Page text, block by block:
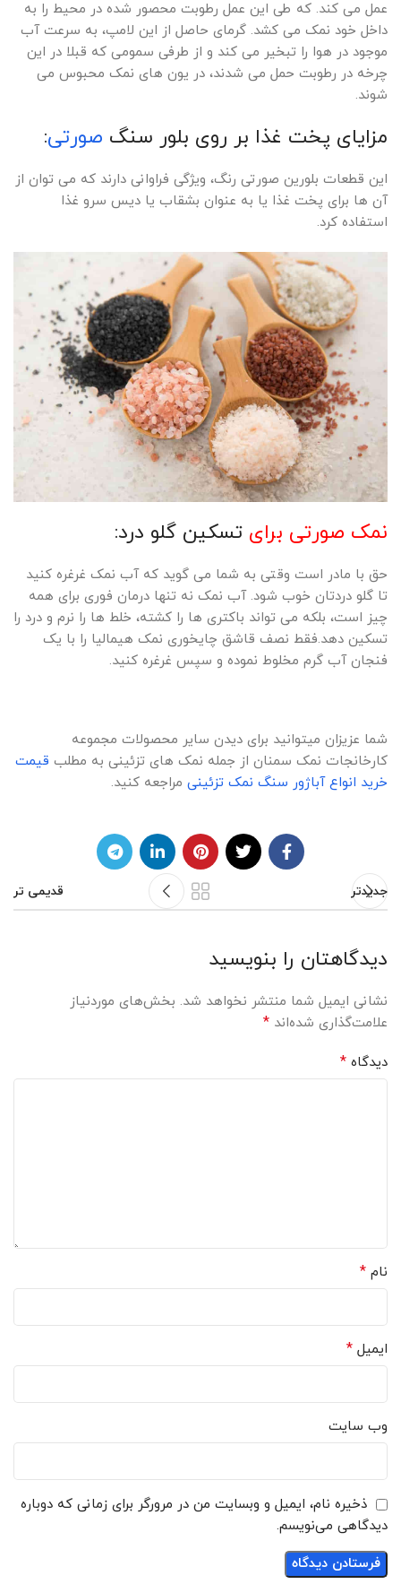
عمل می کند. که طی این عمل رطوبت محصور شده در محیط را به
داخل خود نمک می کشد. گرمای حاصل از این لامپ، به سرعت آب
موجود در هوا را تبخیر می کند و از طرفی سمومی که قبلا در این
چرخه در رطوبت حمل می شدند، در یون های نمک محبوس می
شوند.
مزایای پخت غذا بر روی بلور سنگ صورتی:
این قطعات بلورین صورتی رنگ، ویژگی فراوانی دارند که می توان از
آن ها برای پخت غذا یا به عنوان بشقاب یا دیس سرو غذا
استفاده کرد.
نمک صورتی برای تسکین گلو درد:
حق با مادر است وقتی به شما می گوید که آب نمک غرغره کنید
تا گلو دردتان خوب شود. آب نمک نه تنها درمان فوری برای همه
چیز است، بلکه می تواند باکتری ها را کشته، خلط ها را نرم و درد را
تسکین دهد.فقط نصف قاشق چایخوری نمک هیمالیا را با یک
فنجان آب گرم مخلوط نموده و سپس غرغره کنید.
شما عزیزان میتوانید برای دیدن سایر محصولات مجموعه
کارخانجات نمک سمنان از جمله نمک های تزئینی به مطلب قیمت
خرید انواع آباژور سنگ نمک تزئینی مراجعه کنید.
جدیدتر قدیمی تر
دیدگاهتان را بنویسید
نشانی ایمیل شما منتشر نخواهد شد. بخش‌های موردنیاز
علامت‌گذاری شده‌اند *
دیدگاه *
نام *
ایمیل *
وب‌ سایت
ذخیره نام، ایمیل و وبسایت من در مرورگر برای زمانی که دوباره
دیدگاهی می‌نویسم.